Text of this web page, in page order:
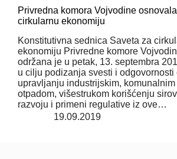
Privredna komora Vojvodine
cirkularnu ekonomiju
Konstitutivna sednica Saveta za
ekonomiju Privredne komore
održana je u petak, 13. septembra
u cilju podizanja svesti i odgovornosti
upravljanju industrijskim,
otpadom, višestrukom korišćenju
razvoju i primeni regulative iz ove…
19.09.2019